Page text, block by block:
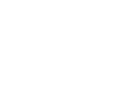
pdf
LinkedIn